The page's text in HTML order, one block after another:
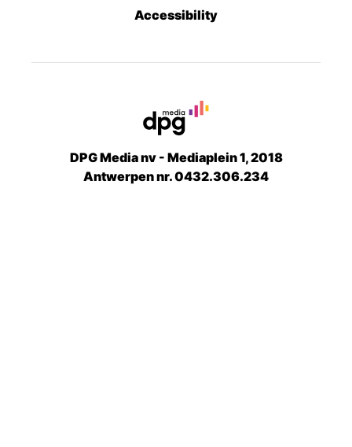
Accessibility
DPG Media nv - Mediaplein 1, 2018
Antwerpen nr. 0432.306.234